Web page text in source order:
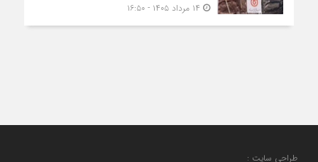
طراحی سایت :